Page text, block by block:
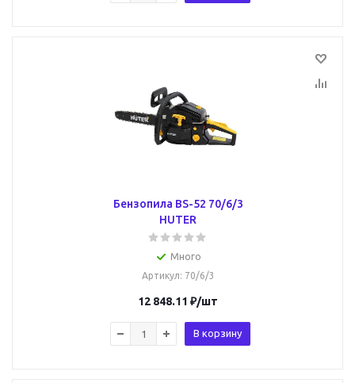
Бензопила BS-52 70/6/3
HUTER
Много
Артикул: 70/6/3
12 848.11 ₽/шт
В корзину